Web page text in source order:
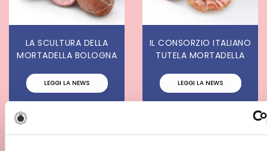
LA SCULTURA DELLA
MORTADELLA BOLOGNA
LEGGI LA NEWS
IL CONSORZIO ITALIANO
TUTELA MORTADELLA
LEGGI LA NEWS